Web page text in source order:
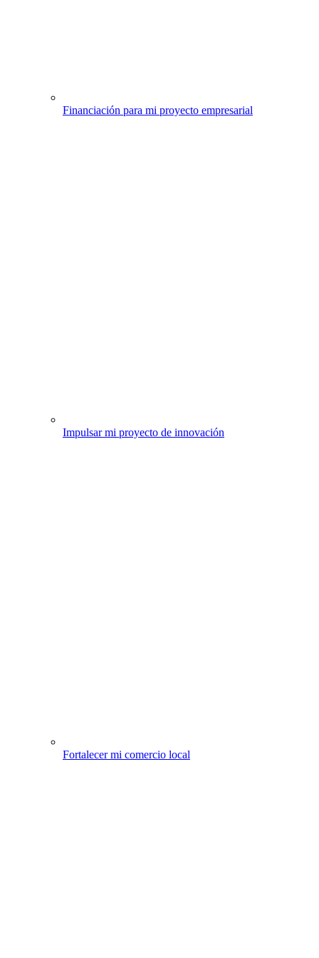
Financiación para mi proyecto empresarial
Impulsar mi proyecto de innovación
Fortalecer mi comercio local